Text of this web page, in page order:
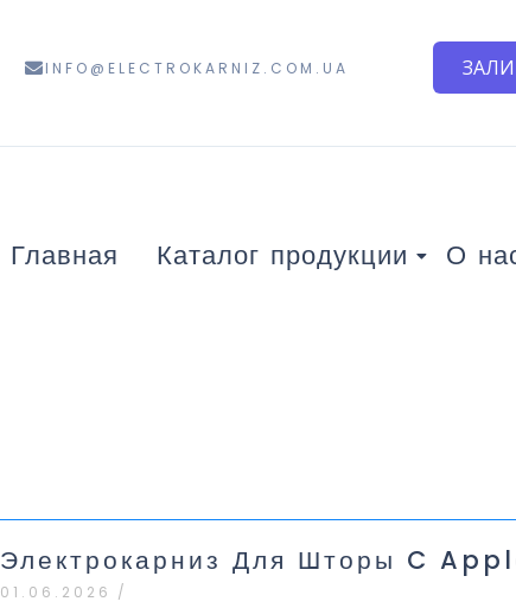
INFO@ELECTROKARNIZ.COM.UA
Главная Каталог продукции О
Электрокарниз Для Шторы C
01.06.2026 /